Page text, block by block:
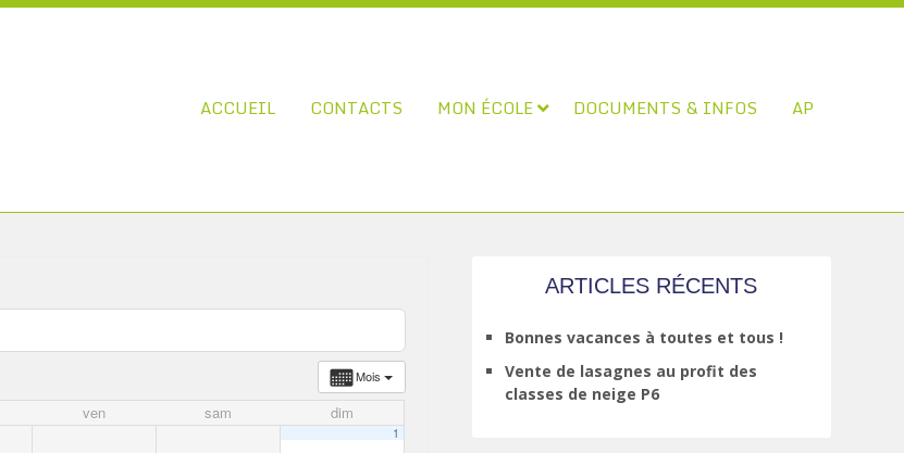
ACCUEIL CONTACTS MON ÉCOLE DOCUMENTS & INFOS AP
Mois
ven sam dim
1
ARTICLES RÉCENTS
Bonnes vacances à toutes et tous !
Vente de lasagnes au profit des
classes de neige P6